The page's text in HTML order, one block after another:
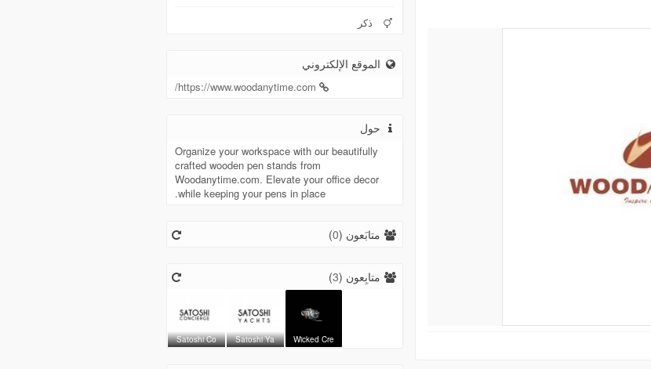
ذكر
الموقع الإلكتروني
https://www.woodanytime.com/
حول
Organize your workspace with our beautifully
crafted wooden pen stands from
Woodanytime.com. Elevate your office decor
while keeping your pens in place.
متابَعون (0
)
متابِعون (3
)
Satoshi Co Satoshi Ya Wicked Cre